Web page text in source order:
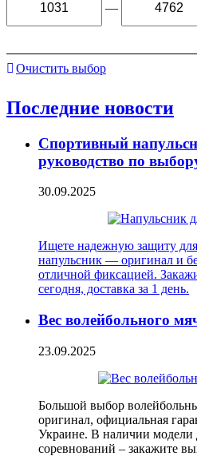
—
Очистить выбор
Последние новости
Спортивный
руководство по
30.09.2025
Ищете надежную защиту
напульсник — оригинал и
отличной фиксацией.
сегодня, доставка за 1 день.
Вес волейбольного
23.09.2025
Большой выбор
оригинал, официальная
Украине. В наличии модели
соревнований – закажите